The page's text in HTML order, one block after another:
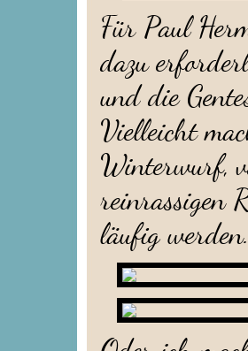
Für Paul
dazu
und die
Vielleicht
Winterwurf,
reinrassigen
läufig